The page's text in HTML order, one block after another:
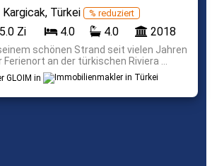
Türkei % reduziert
5.0 Zi 4.0 4.0 2018
schönen Strand seit vielen Jahren
an der türkischen Riviera ...
GLOIM in